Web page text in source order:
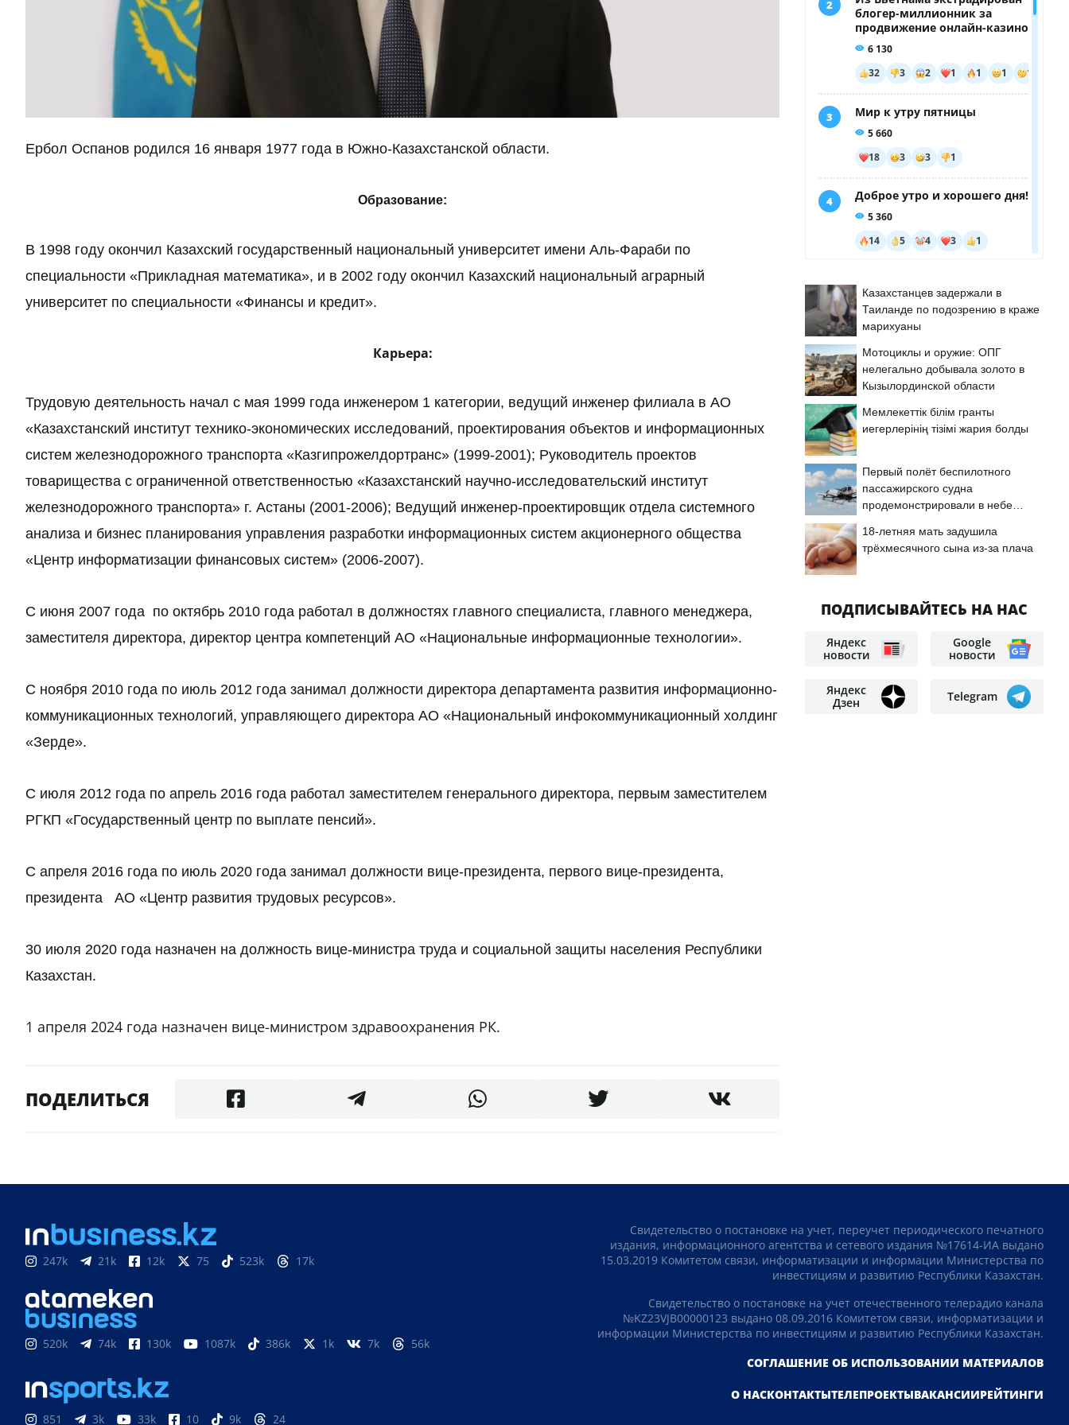
Ербол Оспанов родился 16 января 1977 года в Южно-Казахстанской области.
Образование:
В 1998 году окончил Казахский государственный национальный университет имени Аль-Фараби по
специальности «Прикладная математика», и в 2002 году окончил Казахский национальный аграрный
университет по специальности «Финансы и кредит».
Карьера:
Трудовую деятельность начал с мая 1999 года инженером 1 категории, ведущий инженер филиала в АО
«Казахстанский институт технико-экономических исследований, проектирования объектов и информационных
систем железнодорожного транспорта «Казгипрожелдортранс» (1999-2001); Руководитель проектов
товарищества с ограниченной ответственностью «Казахстанский научно-исследовательский институт
железнодорожного транспорта» г. Астаны (2001-2006); Ведущий инженер-проектировщик отдела системного
анализа и бизнес планирования управления разработки информационных систем акционерного общества
«Центр информатизации финансовых систем» (2006-2007).
С июня 2007 года по октябрь 2010 года работал в должностях главного специалиста, главного менеджера,
заместителя директора, директор центра компетенций АО «Национальные информационные технологии».
С ноября 2010 года по июль 2012 года занимал должности директора департамента развития информационно-
коммуникационных технологий, управляющего директора АО «Национальный инфокоммуникационный холдинг
«Зерде».
С июля 2012 года по апрель 2016 года работал заместителем генерального директора, первым заместителем
РГКП «Государственный центр по выплате пенсий».
С апреля 2016 года по июль 2020 года занимал должности вице-президента, первого вице-президента,
президента АО «Центр развития трудовых ресурсов».
30 июля 2020 года назначен на должность вице-министра труда и социальной защиты населения Республики
Казахстан.
1 апреля 2024 года назначен вице-министром здравоохранения РК.
ПОДЕЛИТЬСЯ
Казахстанцев задержали в
Таиланде по подозрению в краже
марихуаны
Мотоциклы и оружие: ОПГ
нелегально добывала золото в
Кызылординской области
Мемлекеттік білім гранты
иегерлерінің тізімі жария болды
Первый полёт беспилотного
пассажирского судна
продемонстрировали в небе
18-летняя мать задушила
трёхмесячного сына из-за плача
ПОДПИСЫВАЙТЕСЬ НА НАС
Яндекс
новости
Google
новости
Яндекс
Дзен
Telegram
247k 21k 12k 75 523k 17k
520k 74k 130k 1087k 386k 1k 7k 56k
851 3k 33k 10 9k 24
Свидетельство о постановке на учет, переучет периодического печатного
издания, информационного агентства и сетевого издания №17614-ИА выдано
15.03.2019 Комитетом связи, информатизации и информации Министерства по
инвестициям и развитию Республики Казахстан.
Свидетельство о постановке на учет отечественного телерадио канала
№KZ23VJB00000123 выдано 08.09.2016 Комитетом связи, информатизации и
информации Министерства по инвестициям и развитию Республики Казахстан.
СОГЛАШЕНИЕ ОБ ИСПОЛЬЗОВАНИИ МАТЕРИАЛОВ
О НАСКОНТАКТЫТЕЛЕПРОЕКТЫВАКАНСИИРЕЙТИНГИ